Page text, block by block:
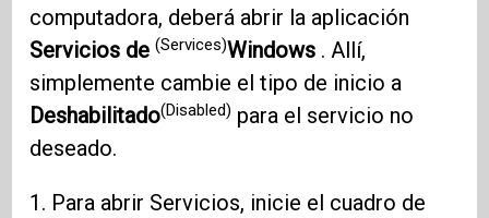
computadora, deberá abrir la aplicación
Servicios de(Services)Windows . Allí,
simplemente cambie el tipo de inicio a
Deshabilitado(Disabled) para el servicio no
deseado.
1. Para abrir Servicios, inicie el cuadro de